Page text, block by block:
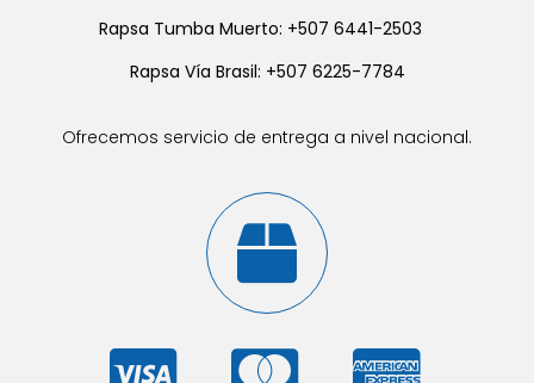
Rapsa Tumba Muerto: +507 6441-2503
Rapsa Vía Brasil: +507 6225-7784
Ofrecemos servicio de entrega a nivel nacional.